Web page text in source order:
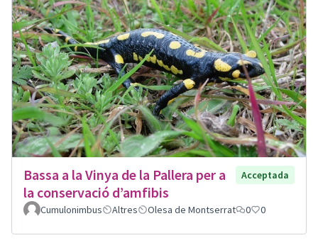
Bassa a la Vinya de la Pallera per a
la conservació d’amfibis
Acceptada
Cumulonimbus Altres Olesa de Montserrat 0 0